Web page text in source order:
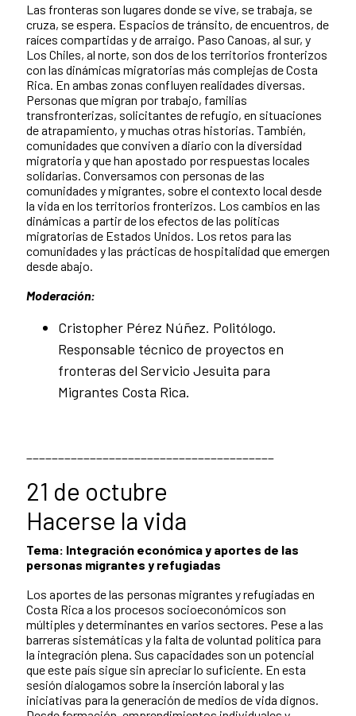
Las fronteras son lugares donde se vive, se trabaja, se
cruza, se espera. Espacios de tránsito, de encuentros, de
raíces compartidas y de arraigo. Paso Canoas, al sur, y
Los Chiles, al norte, son dos de los territorios fronterizos
con las dinámicas migratorias más complejas de Costa
Rica. En ambas zonas confluyen realidades diversas.
Personas que migran por trabajo, familias
transfronterizas, solicitantes de refugio, en situaciones
de atrapamiento, y muchas otras historias. También,
comunidades que conviven a diario con la diversidad
migratoria y que han apostado por respuestas locales
solidarias. Conversamos con personas de las
comunidades y migrantes, sobre el contexto local desde
la vida en los territorios fronterizos. Los cambios en las
dinámicas a partir de los efectos de las políticas
migratorias de Estados Unidos. Los retos para las
comunidades y las prácticas de hospitalidad que emergen
desde abajo.
Moderación:
Cristopher Pérez Núñez. Politólogo.
Responsable técnico de proyectos en
fronteras del Servicio Jesuita para
Migrantes Costa Rica.
21 de octubre
Hacerse la vida
Tema: Integración económica y aportes de las
personas migrantes y refugiadas
Los aportes de las personas migrantes y refugiadas en
Costa Rica a los procesos socioeconómicos son
múltiples y determinantes en varios sectores. Pese a las
barreras sistemáticas y la falta de voluntad política para
la integración plena. Sus capacidades son un potencial
que este país sigue sin apreciar lo suficiente. En esta
sesión dialogamos sobre la inserción laboral y las
iniciativas para la generación de medios de vida dignos.